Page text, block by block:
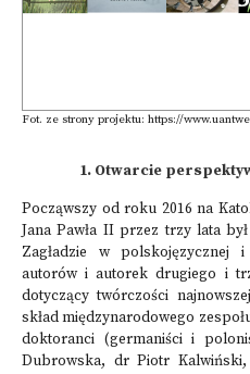
Fot. ze strony projektu: https://
1. Otwarcie
Począwszy od roku 2016 na
Jana Pawła II przez trzy lata
Zagładzie w polskojęzycznej
autorów i autorek drugiego i
dotyczący twórczości
skład międzynarodowego
doktoranci (germaniści i
Dubrowska, dr Piotr